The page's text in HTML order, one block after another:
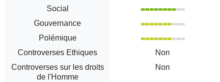
Social
Gouvernance
Polémique
Controverses Ethiques
Non
Controverses sur les droits
de l'Homme
Non